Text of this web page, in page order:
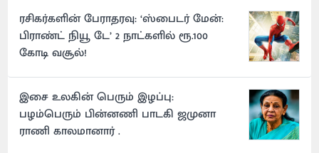
ரசிகர்களின் பேராதரவு: ‘ஸ்பைடர் மேன்:
பிராண்ட் நியூ டே’ 2 நாட்களில் ரூ.100
கோடி வசூல்!
இசை உலகின் பெரும் இழப்பு:
பழம்பெரும் பின்னணி பாடகி ஜமுனா
ராணி காலமானார் .